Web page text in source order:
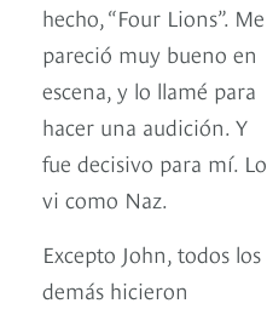
hecho, “Four Lions”. Me
pareció muy bueno en
escena, y lo llamé para
hacer una audición. Y
fue decisivo para mí. Lo
vi como Naz.
Excepto John, todos los
demás hicieron